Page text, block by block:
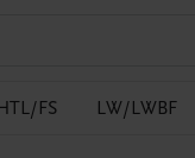
FS LW/LWBF